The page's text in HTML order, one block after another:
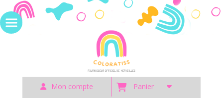
Mon compte Panier
Panneau de gestion des cookies